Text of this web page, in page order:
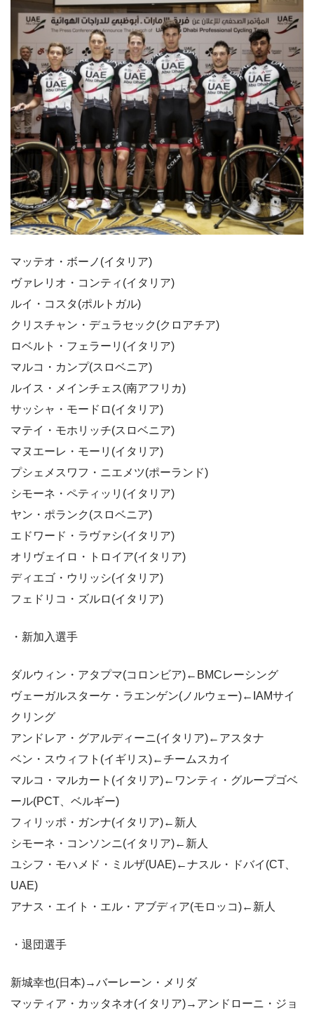
マッテオ・ボーノ(イタリア)
ヴァレリオ・コンティ(イタリア)
ルイ・コスタ(ポルトガル)
クリスチャン・デュラセック(クロアチア)
ロベルト・フェラーリ(イタリア)
マルコ・カンプ(スロベニア)
ルイス・メインチェス(南アフリカ)
サッシャ・モードロ(イタリア)
マテイ・モホリッチ(スロベニア)
マヌエーレ・モーリ(イタリア)
プシェメスワフ・ニエメツ(ポーランド)
シモーネ・ペティッリ(イタリア)
ヤン・ポランク(スロベニア)
エドワード・ラヴァシ(イタリア)
オリヴェイロ・トロイア(イタリア)
ディエゴ・ウリッシ(イタリア)
フェドリコ・ズルロ(イタリア)
・新加入選手
ダルウィン・アタプマ(コロンビア)←BMCレーシング
ヴェーガルスターケ・ラエンゲン(ノルウェー)←IAMサイ
クリング
アンドレア・グアルディーニ(イタリア)←アスタナ
ベン・スウィフト(イギリス)←チームスカイ
マルコ・マルカート(イタリア)←ワンティ・グループゴベ
ール(PCT、ベルギー)
フィリッポ・ガンナ(イタリア)←新人
シモーネ・コンソンニ(イタリア)←新人
ユシフ・モハメド・ミルザ(UAE)←ナスル・ドバイ(CT、
UAE)
アナス・エイト・エル・アブディア(モロッコ)←新人
・退団選手
新城幸也(日本)→バーレーン・メリダ
マッティア・カッタネオ(イタリア)→アンドローニ・ジョ